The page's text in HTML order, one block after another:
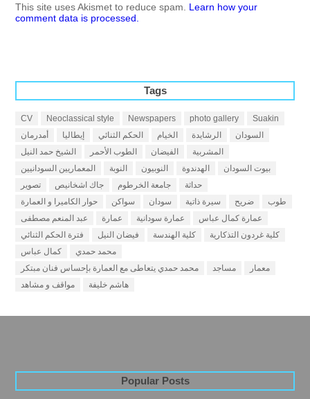
This site uses Akismet to reduce spam. Learn how your
comment data is processed.
Tags
CV Neoclassical style Newspapers photo gallery
Suakin
أمدرمان
إيطاليا الحكم الثنائي الخيام الرشايدة
السودان
الشيخ حمد النيل
الطوب الأحمر الفيضان
المشربية
المعماريين السودانيين
النوبة النوبيون الهدندوة
بيوت السودان
تصوير
جاك اشخانيص جامعة الخرطوم
حداثة
حوار الكاميرا و العمارة
سواكن سودان سيرة ذاتية ضريح
طوب
عبد المنعم مصطفى
عمارة عمارة سودانية
عمارة كمال عباس
فترة الحكم الثنائي
فيضان النيل كلية الهندسة
كلية غردون التذكارية
كمال عباس
محمد حمدي
محمد حمدي يتعاطى مع العمارة بإحساس فنان مبتكر
مساجد
معمار
مواقف و مشاهد
هاشم خليفة
Popular Posts